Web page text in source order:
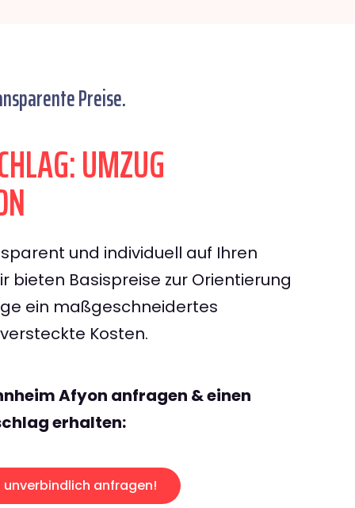
Preise.
UMZUG
und individuell auf Ihren
bieten Basispreise zur Orientierung
ein maßgeschneidertes
Kosten.
Afyon anfragen & einen
erhalten:
unverbindlich anfragen!